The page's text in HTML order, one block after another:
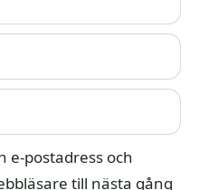
e-postadress och
till nästa gång